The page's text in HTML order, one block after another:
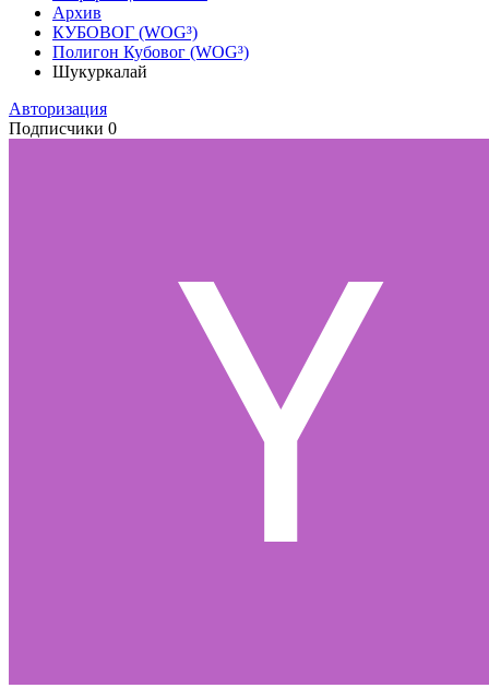
Архив
КУБОВОГ (WOG³)
Полигон Кубовог (WOG³)
Шукуркалай
Авторизация
Подписчики 0